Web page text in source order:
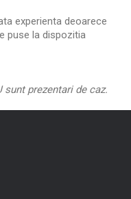
experienta deoarece
puse la dispozitia
prezentari de caz.